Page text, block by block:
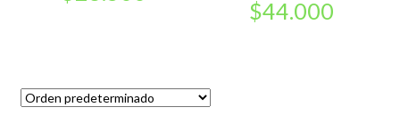
$44.000